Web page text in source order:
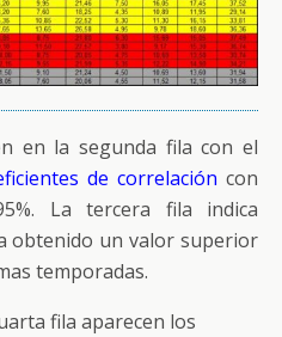
en la segunda fila con el
de correlación con
La tercera fila indica
obtenido un valor superior
temporadas.
fila aparecen los